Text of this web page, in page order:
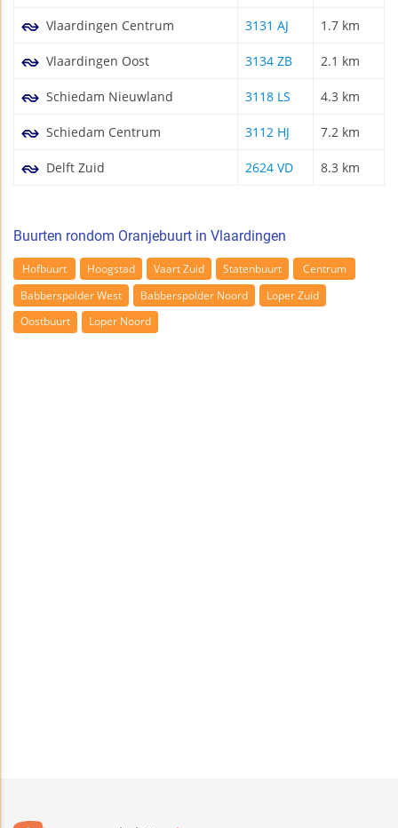
Vlaardingen Centrum 3131 AJ 1.7 km
Vlaardingen Oost 3134 ZB 2.1 km
Schiedam Nieuwland 3118 LS 4.3 km
Schiedam Centrum 3112 HJ 7.2 km
Delft Zuid 2624 VD 8.3 km
Buurten rondom Oranjebuurt in Vlaardingen
Hofbuurt Hoogstad Vaart Zuid Statenbuurt
Centrum
Babberspolder West
Babberspolder Noord
Loper Zuid
Oostbuurt
Loper Noord